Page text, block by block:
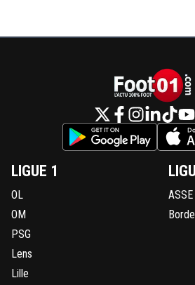
LIGUE 1
OL
OM
PSG
Lens
Lille
ASSE